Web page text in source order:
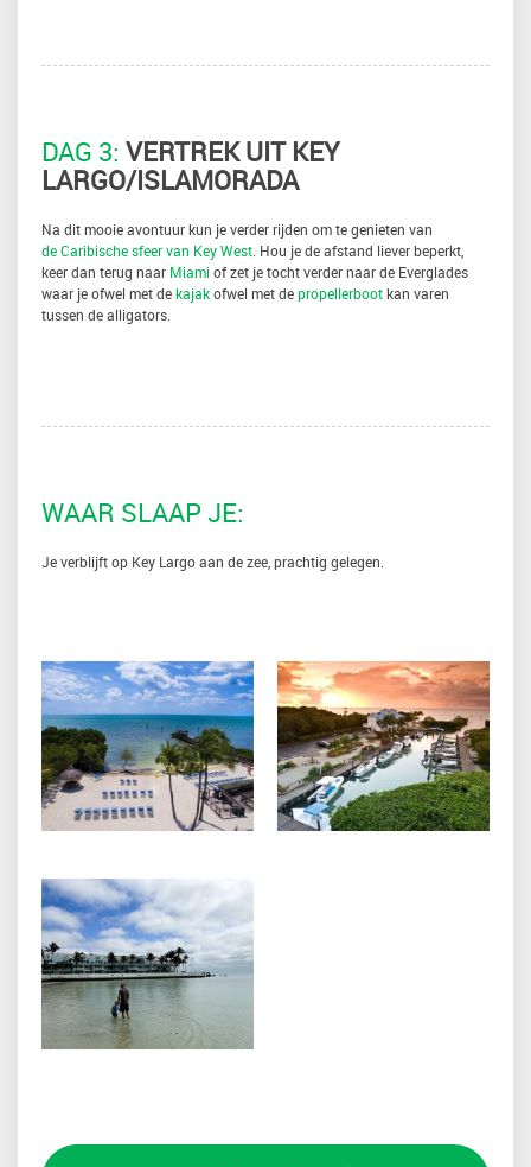
DAG 3: VERTREK UIT KEY
LARGO/ISLAMORADA
Na dit mooie avontuur kun je verder rijden om te genieten van
de Caribische sfeer van Key West . Hou je de afstand liever beperkt,
keer dan terug naar Miamiof zet je tocht verder naar de Everglades
waar je ofwel met dekajakofwel met depropellerbootkan varen
tussen de alligators.
WAAR SLAAP JE:
Je verblijft op Key Largo aan de zee, prachtig gelegen.